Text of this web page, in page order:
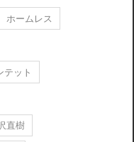
ホームレス
ット
直樹